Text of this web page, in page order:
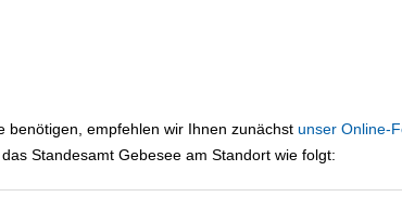
benötigen, empfehlen wir Ihnen zunächst unser Online-
Standesamt Gebesee am Standort wie folgt: